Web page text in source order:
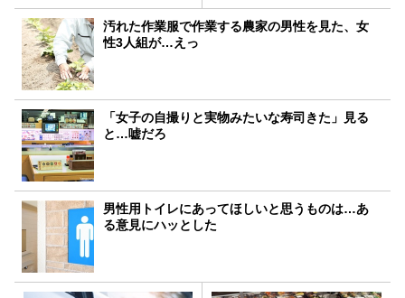
汚れた作業服で作業する農家の男性を見た、女
性3人組が…えっ
「女子の自撮りと実物みたいな寿司きた」見る
と…嘘だろ
男性用トイレにあってほしいと思うものは…あ
る意見にハッとした